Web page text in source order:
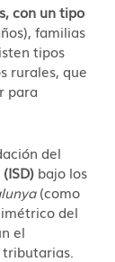
con un tipo
familias
tipos
rurales, que
para
del
(ISD) bajo los
(como
del
el
tributarias